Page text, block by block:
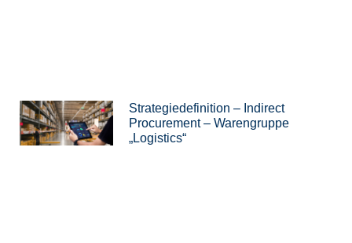
Strategiedefinition – Indirect
Procurement – Warengruppe
„Logistics“